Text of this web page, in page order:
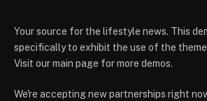
Your source for the lifestyle news. This
specifically to exhibit the use of the
Visit our main page for more demos.
We're accepting new partnerships right